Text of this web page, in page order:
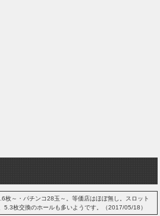
枚～・パチンコ28玉～。等価店はほぼ無し。スロット
5.3枚交換のホールも多いようです。（2017/05/18）